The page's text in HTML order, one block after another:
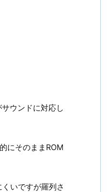
ウンドに対応し
にそのままROM
いですが羅列さ